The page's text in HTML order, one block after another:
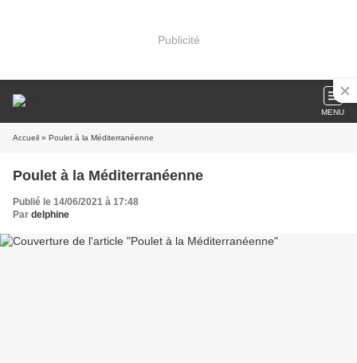
Publicité
MENU
Accueil » Poulet à la Méditerranéenne
Poulet à la Méditerranéenne
Publié le 14/06/2021 à 17:48
Par delphine